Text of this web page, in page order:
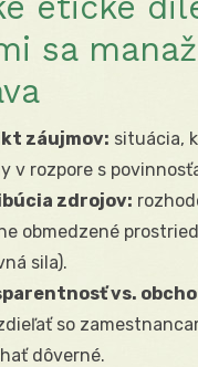
sa
záujmov: situácia,
v rozpore s
zdrojov:
obmedzené
sila).
vs.
so
dôverné.